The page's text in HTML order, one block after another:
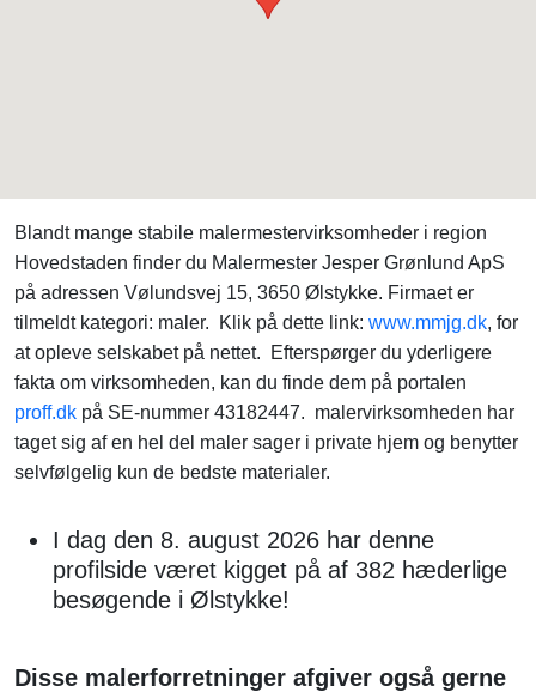
Blandt mange stabile malermestervirksomheder i region
Hovedstaden finder du Malermester Jesper Grønlund ApS
på adressen Vølundsvej 15, 3650 Ølstykke. Firmaet er
tilmeldt kategori: maler. Klik på dette link: www.mmjg.dk, for
at opleve selskabet på nettet. Efterspørger du yderligere
fakta om virksomheden, kan du finde dem på portalen
proff.dk på SE-nummer 43182447. malervirksomheden har
taget sig af en hel del maler sager i private hjem og benytter
selvfølgelig kun de bedste materialer.
I dag den 8. august 2026 har denne
profilside været kigget på af 382 hæderlige
besøgende i Ølstykke!
Disse malerforretninger afgiver også gerne